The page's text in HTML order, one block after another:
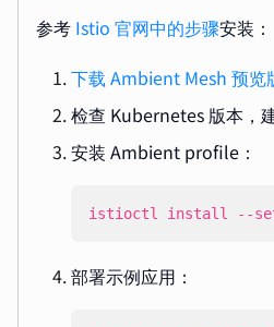
参考 Istio 官网中的步骤安装：
下载 Ambient Mesh 预览
检查 Kubernetes 版本，
安装 Ambient profile：
istioctl install --
部署示例应用：